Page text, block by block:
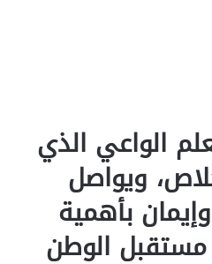
الواعي الذي
ويواصل
بأهمية
مستقبل الوطن